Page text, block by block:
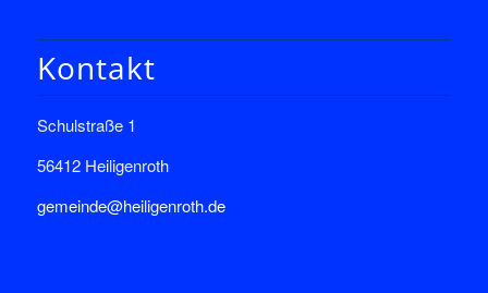
Kontakt
Schulstraße 1
56412 Heiligenroth
gemeinde@heiligenroth.de